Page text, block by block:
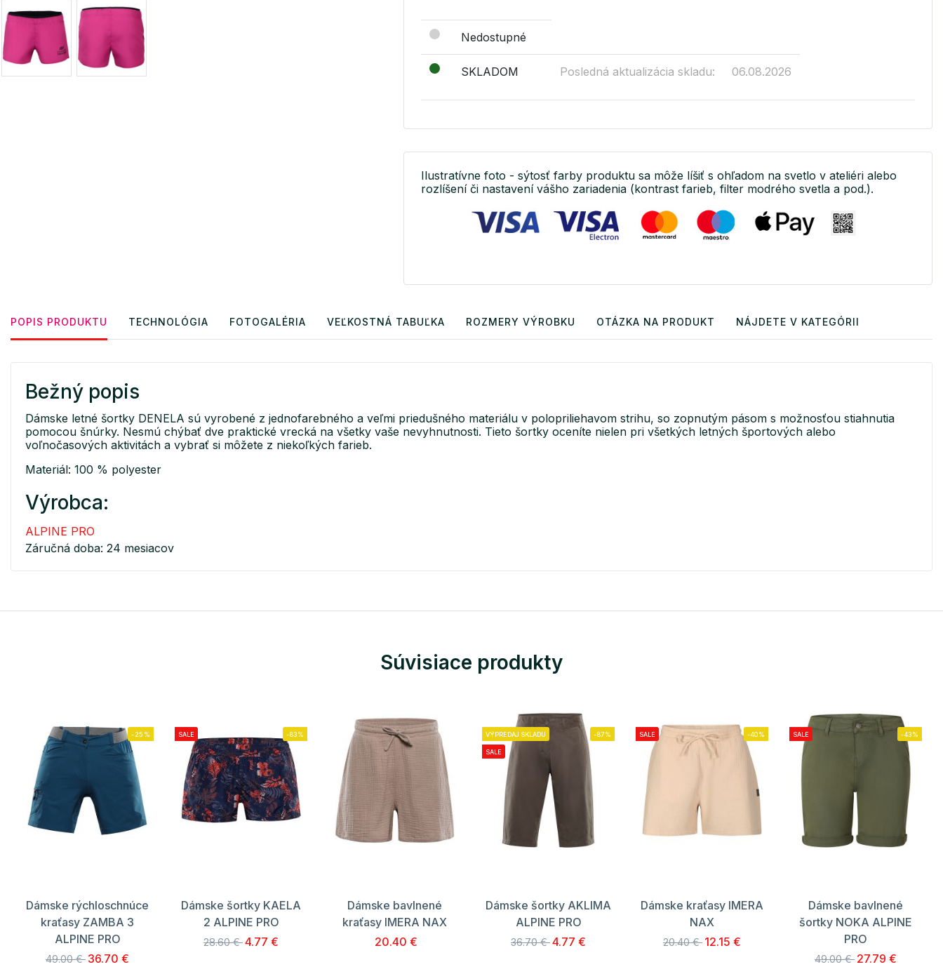
Nedostupné
SKLADOM Posledná aktualizácia skladu: 06.08.2026
Ilustratívne foto - sýtosť farby produktu sa môže líšiť s ohľadom na svetlo v ateliéri alebo
rozlíšení či nastavení vášho zariadenia (kontrast farieb, filter modrého svetla a pod.).
POPIS PRODUKTU TECHNOLÓGIA FOTOGALÉRIA VEĽKOSTNÁ TABUĽKA ROZMERY VÝROBKU OTÁZKA NA PRODUKT NÁJDETE V KATEGÓRII
Bežný popis
Dámske letné šortky DENELA sú vyrobené z jednofarebného a veľmi priedušného materiálu v polopriliehavom strihu, so zopnutým pásom s možnosťou stiahnutia
pomocou šnúrky. Nesmú chýbať dve praktické vrecká na všetky vaše nevyhnutnosti. Tieto šortky oceníte nielen pri všetkých letných športových alebo
voľnočasových aktivitách a vybrať si môžete z niekoľkých farieb.
Materiál: 100 % polyester
Výrobca:
ALPINE PRO
Záručná doba: 24 mesiacov
Súvisiace produkty
-25%
Dámske rýchloschnúce
kraťasy ZAMBA 3
ALPINE PRO
49.00 € 36.70 €
SALE -83%
Dámske šortky KAELA
2 ALPINE PRO
28.60 €4.77 €
Dámske bavlnené
kraťasy IMERA NAX
20.40 €
VÝPREDAJ SKLADU
SALE
-87%
Dámske šortky AKLIMA
ALPINE PRO
36.70 €4.77 €
SALE -40%
Dámske kraťasy IMERA
NAX
20.40 € 12.15 €
SALE -43%
Dámske bavlnené
šortky NOKA ALPINE
PRO
49.00 € 27.79 €